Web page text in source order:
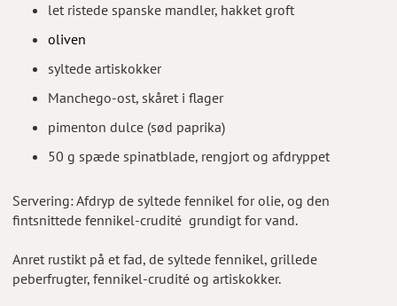
let ristede spanske mandler, hakket groft
oliven
syltede artiskokker
Manchego-ost, skåret i flager
pimenton dulce (sød paprika)
50 g spæde spinatblade, rengjort og afdryppet
Servering: Afdryp de syltede fennikel for olie, og den
fintsnittede fennikel-crudité grundigt for vand.
Anret rustikt på et fad, de syltede fennikel, grillede
peberfrugter, fennikel-crudité og artiskokker.